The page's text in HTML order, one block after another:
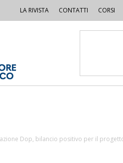
LA RIVISTA CONTATTI CORSI
Dop, bilancio positivo per il